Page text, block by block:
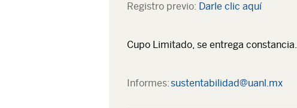
Registro previo: Darle clic aquí
Cupo Limitado, se entrega constancia.
Informes:sustentabilidad@uanl.mx